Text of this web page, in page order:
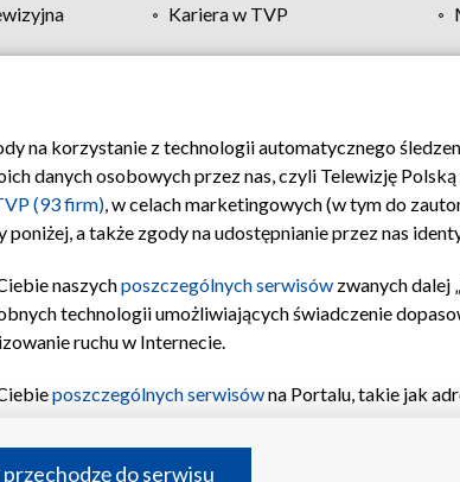
Kariera w TVP
Polityka prywatności Moje zgody Pomoc
na korzystanie z technologii automatycznego
danych osobowych przez nas, czyli Telewizję
(93 firm), w celach marketingowych (w tym do
a także zgody na udostępnianie przez nas
naszychposzczególnych serwisów zwanych dalej
technologii umożliwiających świadczenie
ruchu w Internecie.
poszczególnych serwisówna Portalu, takie jak
informacji na urządzeniu lub dostęp
do serwisu